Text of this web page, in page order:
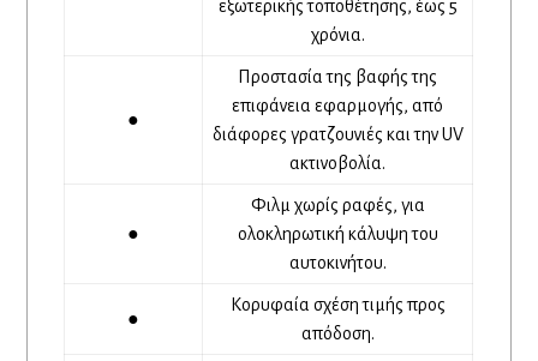
εξωτερικής τοποθέτησης, έως 5
χρόνια.
●
Προστασία της βαφής της
επιφάνεια εφαρμογής, από
διάφορες γρατζουνιές και την UV
ακτινοβολία.
●
Φιλμ χωρίς ραφές, για
ολοκληρωτική κάλυψη του
αυτοκινήτου.
●
Κορυφαία σχέση τιμής προς
απόδοση.